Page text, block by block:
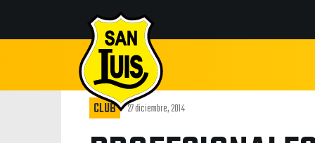
CLUB 27 diciembre, 2014